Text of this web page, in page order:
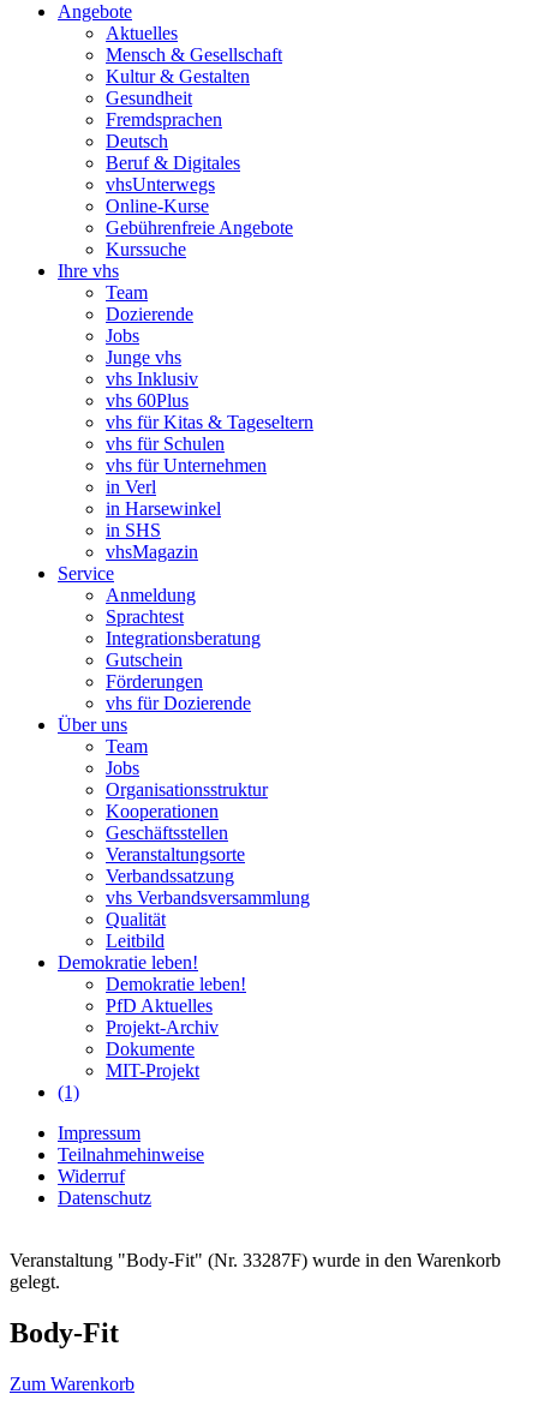
Angebote
Aktuelles
Mensch & Gesellschaft
Kultur & Gestalten
Gesundheit
Fremdsprachen
Deutsch
Beruf & Digitales
vhsUnterwegs
Online-Kurse
Gebührenfreie Angebote
Kurssuche
Ihre vhs
Team
Dozierende
Jobs
Junge vhs
vhs Inklusiv
vhs 60Plus
vhs für Kitas & Tageseltern
vhs für Schulen
vhs für Unternehmen
in Verl
in Harsewinkel
in SHS
vhsMagazin
Service
Anmeldung
Sprachtest
Integrationsberatung
Gutschein
Förderungen
vhs für Dozierende
Über uns
Team
Jobs
Organisationsstruktur
Kooperationen
Geschäftsstellen
Veranstaltungsorte
Verbandssatzung
vhs Verbandsversammlung
Qualität
Leitbild
Demokratie leben!
Demokratie leben!
PfD Aktuelles
Projekt-Archiv
Dokumente
MIT-Projekt
(1)
Impressum
Teilnahmehinweise
Widerruf
Datenschutz
Veranstaltung "Body-Fit" (Nr. 33287F) wurde in den Warenkorb
gelegt.
Body-Fit
Zum Warenkorb